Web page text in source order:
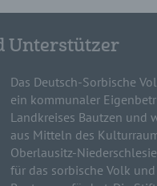
Unterstützer
Das Deutsch-Sorbische
ein kommunaler
Landkreises Bautzen und
aus Mitteln des
Oberlausitz-
für das sorbische Volk